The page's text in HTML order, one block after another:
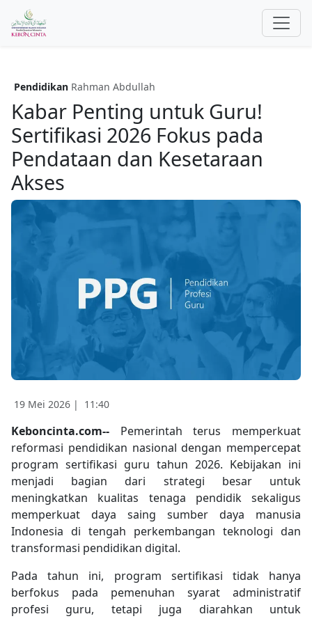
Pendidikan Rahman Abdullah
Kabar Penting untuk Guru!
Sertifikasi 2026 Fokus pada
Pendataan dan Kesetaraan
Akses
19 Mei 2026 | 11:40
Keboncinta.com-- Pemerintah terus memperkuat
reformasi pendidikan nasional dengan mempercepat
program sertifikasi guru tahun 2026. Kebijakan ini
menjadi bagian dari strategi besar untuk
meningkatkan kualitas tenaga pendidik sekaligus
memperkuat daya saing sumber daya manusia
Indonesia di tengah perkembangan teknologi dan
transformasi pendidikan digital.
Pada tahun ini, program sertifikasi tidak hanya
berfokus pada pemenuhan syarat administratif
profesi guru, tetapi juga diarahkan untuk